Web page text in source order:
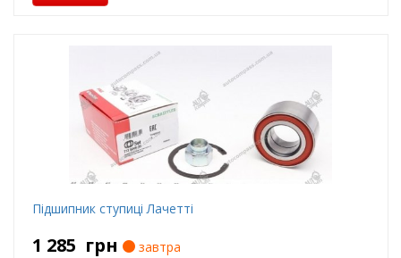
Підшипник ступиці Лачетті
1 285 грн
завтра